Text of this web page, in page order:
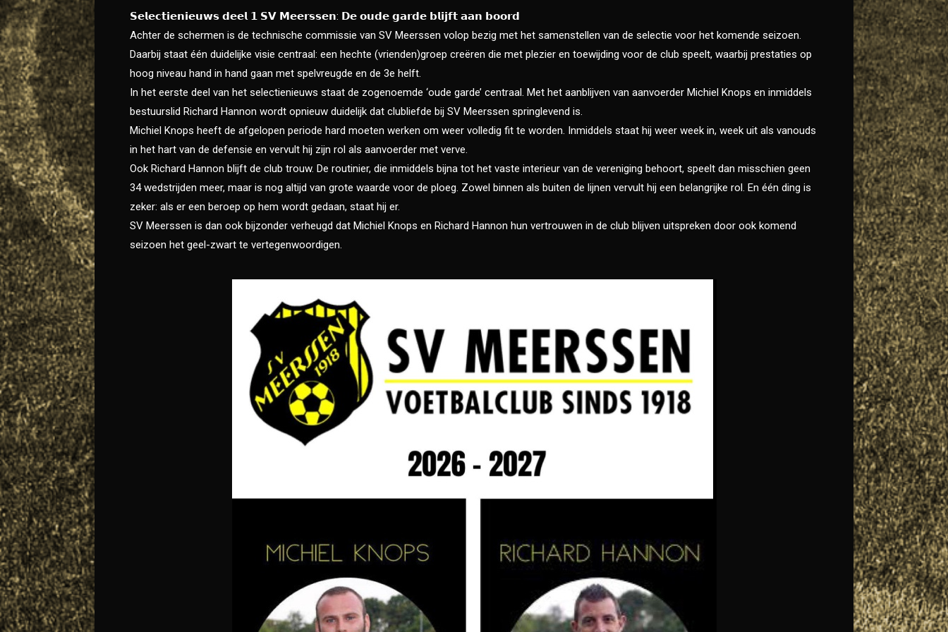
𝗦𝗲𝗹𝗲𝗰𝘁𝗶𝗲𝗻𝗶𝗲𝘂𝘄𝘀 𝗱𝗲𝗲𝗹 𝟭 𝗦𝗩 𝗠𝗲𝗲𝗿𝘀𝘀𝗲𝗻: 𝗗𝗲 𝗼𝘂𝗱𝗲 𝗴𝗮𝗿𝗱𝗲 𝗯𝗹𝗶𝗷𝗳𝘁 𝗮𝗮𝗻 𝗯𝗼𝗼𝗿𝗱
Achter de schermen is de technische commissie van SV Meerssen volop bezig met het samenstellen van de selectie voor het komende seizoen.
Daarbij staat één duidelijke visie centraal: een hechte (vrienden)groep creëren die met plezier en toewijding voor de club speelt, waarbij prestaties op
hoog niveau hand in hand gaan met spelvreugde en de 3e helft.
In het eerste deel van het selectienieuws staat de zogenoemde ‘oude garde’ centraal. Met het aanblijven van aanvoerder Michiel Knops en inmiddels
bestuurslid Richard Hannon wordt opnieuw duidelijk dat clubliefde bij SV Meerssen springlevend is.
Michiel Knops heeft de afgelopen periode hard moeten werken om weer volledig fit te worden. Inmiddels staat hij weer week in, week uit als vanouds
in het hart van de defensie en vervult hij zijn rol als aanvoerder met verve.
Ook Richard Hannon blijft de club trouw. De routinier, die inmiddels bijna tot het vaste interieur van de vereniging behoort, speelt dan misschien geen
34 wedstrijden meer, maar is nog altijd van grote waarde voor de ploeg. Zowel binnen als buiten de lijnen vervult hij een belangrijke rol. En één ding is
zeker: als er een beroep op hem wordt gedaan, staat hij er.
SV Meerssen is dan ook bijzonder verheugd dat Michiel Knops en Richard Hannon hun vertrouwen in de club blijven uitspreken door ook komend
seizoen het geel-zwart te vertegenwoordigen.